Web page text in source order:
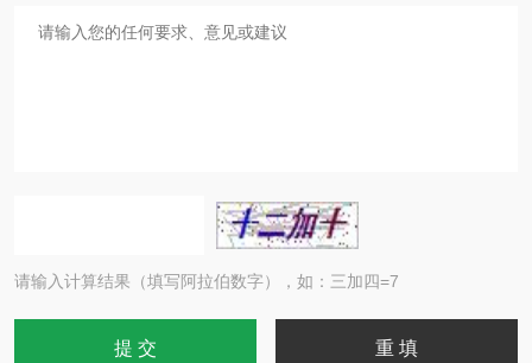
请输入计算结果（填写阿拉伯数字），如：三加四=7